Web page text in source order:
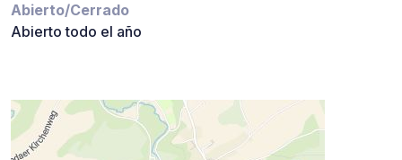
Abierto/Cerrado
Abierto todo el año